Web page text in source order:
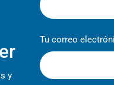
y
Tu correo